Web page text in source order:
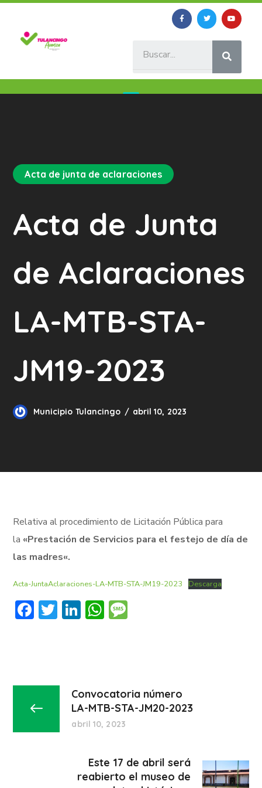
Acta de junta de aclaraciones
Acta de Junta
de Aclaraciones
LA-MTB-STA-
JM19-2023
Municipio Tulancingo abril 10, 2023
Relativa al procedimiento de Licitación Pública para
la «Prestación de Servicios para el festejo de día de
las madres«.
Acta-JuntaAclaraciones-LA-MTB-STA-JM19-2023 Descarga
Facebook
Twitter
LinkedIn
WhatsApp
Convocatoria número
LA-MTB-STA-JM20-2023
abril 10, 2023
Este 17 de abril será
reabierto el museo de